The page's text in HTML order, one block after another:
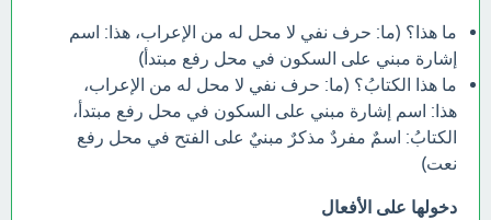
ما هذا؟ (ما: حرف نفي لا محل له من الإعراب، هذا: اسم
إشارة مبني على السكون في محل رفع مبتدأ)
ما هذا الكتابُ؟ (ما: حرف نفي لا محل له من الإعراب،
هذا: اسم إشارة مبني على السكون في محل رفع مبتدأ،
الكتابُ: اسمٌ مفردٌ مذكرٌ مبنيٌ على الفتح في محل رفع
نعت)
دخولها على الأفعال